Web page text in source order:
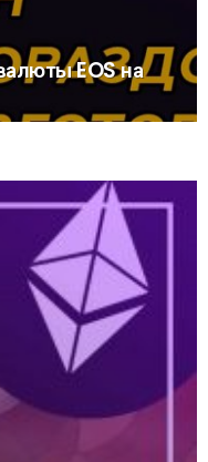
EOS на